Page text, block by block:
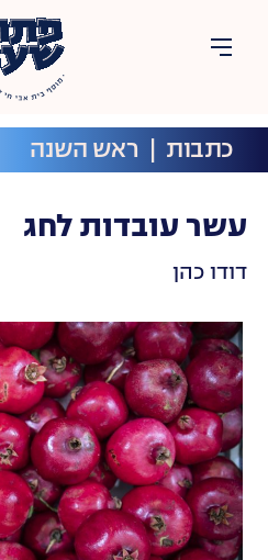
חגים כתבות ראש השנה
עשר עובדות לחג
דודו כהן